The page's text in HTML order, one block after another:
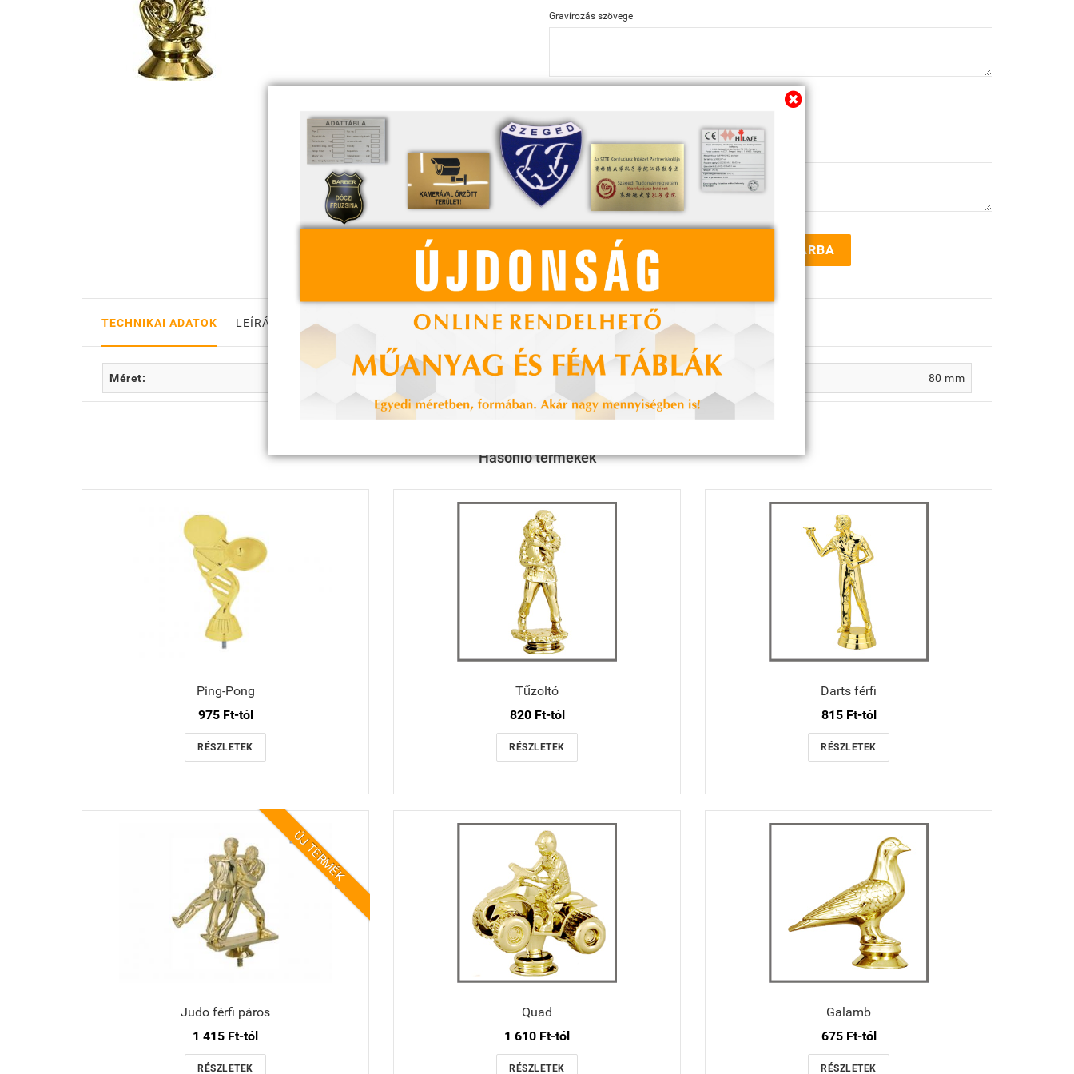
Gravírozás szövege
Megjegyzés
Mennyiség: KOSÁRBA
TECHNIKAI ADATOK LEÍRÁS
Méret: 80 mm
Hasonló termékek
Ping-Pong
975 Ft-tól
RÉSZLETEK
Tűzoltó
820 Ft-tól
RÉSZLETEK
Darts férfi
815 Ft-tól
RÉSZLETEK
ÚJ TERMÉK
Judo férfi páros
1 415 Ft-tól
RÉSZLETEK
Quad
1 610 Ft-tól
RÉSZLETEK
Galamb
675 Ft-tól
RÉSZLETEK